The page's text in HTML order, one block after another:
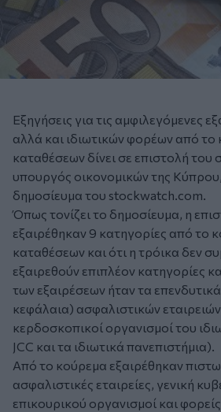
Εξηγήσεις για τις αμφιλεγόμενες
αλλά και ιδιωτικών φορέων από το
καταθέσεων δίνει σε επιστολή του
υπουργός οικονομικών της
δημοσίευμα του stockwatch.com.
Όπως τονίζει το δημοσίευμα, η
εξαιρέθηκαν 9 κατηγορίες από το
καταθέσεων και ότι η τρόικα δεν
εξαιρεθούν επιπλέον κατηγορίες
των εξαιρέσεων ήταν τα
κεφάλαια) ασφαλιστικών
κερδοσκοπικοί οργανισμοί του
JCC και τα ιδιωτικά πανεπιστήμια).
Από το κούρεμα εξαιρέθηκαν
ασφαλιστικές εταιρείες, γενική
επικουρικού οργανισμοί και